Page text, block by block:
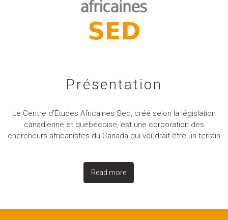
Présentation
Le Centre d’Études Africaines Sed, créé selon la législation
canadienne et québécoise, est une corporation des
chercheurs africanistes du Canada qui voudrait être un terrain
Read more